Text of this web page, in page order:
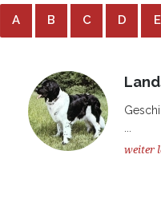
A B C D E
weiter